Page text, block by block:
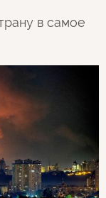
в самое